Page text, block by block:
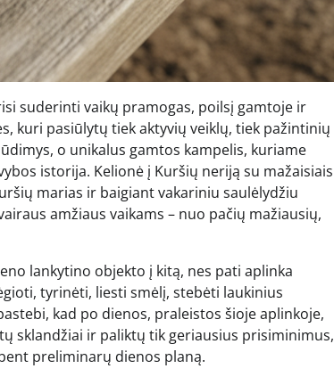
suderinti vaikų pramogas, poilsį gamtoje ir
kuri pasiūlytų tiek aktyvių veiklų, tiek pažintinių
o unikalus gamtos kampelis, kuriame
istorija. Kelionė į Kuršių neriją su mažaisiais
marias ir baigiant vakariniu saulėlydžiu
amžiaus vaikams – nuo pačių mažiausių,
lankytino objekto į kitą, nes pati aplinka
tyrinėti, liesti smėlį, stebėti laukinius
kad po dienos, praleistos šioje aplinkoje,
sklandžiai ir paliktų tik geriausius prisiminimus,
preliminarų dienos planą.